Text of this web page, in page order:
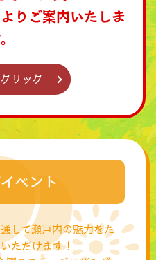
りご案内いたしま
リック
ベント
して瀬戸内の魅力をた
ただけます！